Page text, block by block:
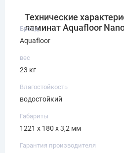
Технические
ламинат Aquafloor
Бренд
Aquafloor
вес
23 кг
Влагостойкость
водостойкий
Габариты
1221 х 180 х 3,2 мм
Гарантия производителя